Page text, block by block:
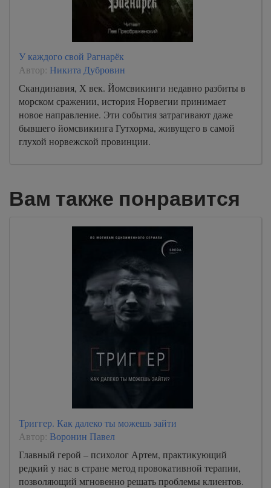
У каждого свой Рагнарёк
Автор: Никита Дубровин
Скандинавия, Х век. Йомсвикинги недавно разбиты в
морском сражении, история Норвегии принимает
новое направление. Эти события затрагивают даже
бывшего йомсвикинга Гутхорма, живущего в самой
глухой норвежской провинции.
Вам также понравится
Триггер. Как далеко ты можешь зайти
Автор: Воронин Павел
Главный герой – психолог Артем, практикующий
редкий у нас в стране метод провокативной терапии,
позволяющий мгновенно решать проблемы клиентов.